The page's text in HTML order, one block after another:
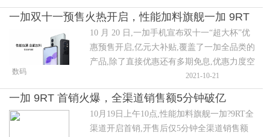
十足。
一加双十一预售火热开启，性能加料旗舰一加 9RT
3199元起
10 月 20 日,一加手机宣布双十一“超大杯”优
惠预售开启,亿元大补贴,覆盖了一加全品类的
产品,除了直接优惠还有多期免息,优惠力度空
数码 2021-10-21
一加 9RT 首销火爆，全渠道销售额5分钟破亿
10月19日上午10点,性能加料旗舰一加?9RT全
渠道开启首销,开售后仅5分钟全渠道销售额